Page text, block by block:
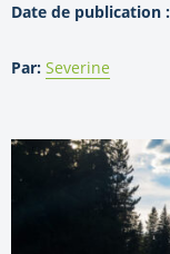
Date de publication :
Par: Severine